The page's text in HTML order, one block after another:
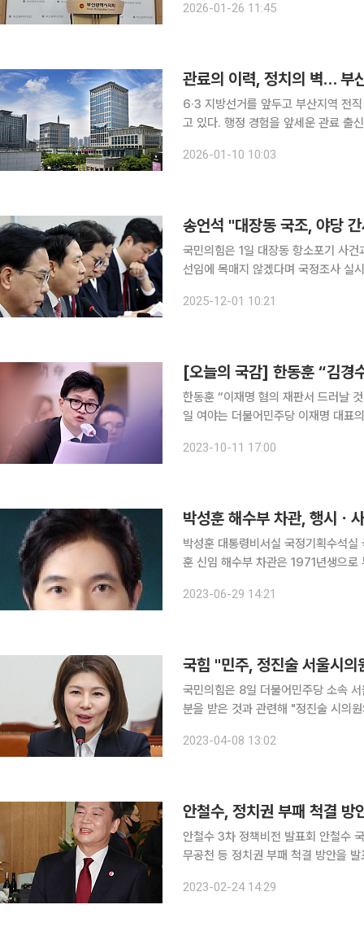
제9회 전국동시지방선거에서 부산
2026-01-26 11:45
관료의 이력, 정치의 벽… 부
6·3 지방선거를 앞두고 부산지역 전
고 있다. 행정 경험을 앞세운 관료 출
인사는 김광회 전 부산시 미래혁신부
2026-01-10 10:03
송언석 "대장동 국조, 야당
국민의힘은 1일 대장동 항소포기 사
선임에 목매지 않겠다며 국정조사 실시를 강력 촉구했다. 송언석
는 “국조를 회피하는 자가 범인이다.
2025-12-01 10:21
한동훈 “이재명 혐의 재판서 드러날 것”9·19 합
일 여야는 더불어민주당 이재명 대표
를 확정적으로 발언했다는 지적에 대
2023-10-11 17:00
박성훈 해수부 차관, 행시ㆍ
박성훈 대통령비서실 국정기획수석실
훈 신임 해수부 차관은 1971년생으로
해 총무처·행정자치부 사무관, 기획예
2023-06-29 14:21
국힘 "민주, 정진술 서울시
국민의힘은 8일 더불어민주당 소속
분을 받은 것과 관련해 "정진술 시의
평에서 "민주당 서울시당이 3일 서울
2023-04-08 13:02
안철수, 정치권 부패 척결 방
안철수 3차 정책비전 발표회 안철수 국민의힘 당 대표 후보는 24일 재·보궐 선거 귀책 사유 정당의
무공천 등 정치권 부패 척결 방안을 발표했다. 안 후보는 이날 오전 국회에서 제3
책임, 정당의 책임을 제도화하는 계기
2023-02-24 14:29